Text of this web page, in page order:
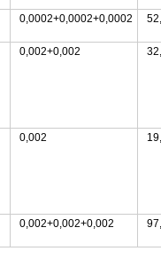
0,0002+0,0002+0,0002
0,002+0,002
0,002
0,002+0,002+0,002